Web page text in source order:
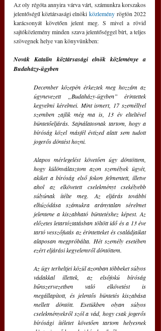
Az oly régóta annyira várva várt, számunkra korszakos
jelentőségű köztársasági elnöki közlemény rögtön 2022
karácsonyát követően jelent meg. S mivel a rövid
sajtóközlemény minden szava jelentőséggel bírt, a teljes
szövegnek helye van könyvünkben:
Novák Katalin köztársasági elnök közleménye a
Budaházy-ügyben
December közepén érkeztek meg hozzám az
úgynevezett „Budaházy-ügyben” érintettek
kegyelmi kérelmei. Mint ismert, 17 személlyel
szemben zajlik még ma is, 13 év elteltével
büntetőeljárás. Sajnálatosnak tartom, hogy a
bíróság közel másfél évtized alatt sem tudott
jogerős döntést hozni.
Alapos mérlegelést követően úgy döntöttem,
hogy különválasztom azon személyek ügyét,
akiket a bíróság első fokon felmentett, illetve
ahol az elkövetett cselekményt csekélyebb
súlyúnak ítélte meg. Az eljárás további
elhúzódása számukra aránytalan sérelmet
jelentene a kiszabható büntetéshez képest. Az
előzetes letartóztatásban töltött idő és a 13 éve
tartó vesszőfutás az érintetteket és családjaikat
alaposan megpróbálta. Hét személy esetében
ezért eljárási kegyelemről döntöttem.
Az ügy terheltjei közül azonban többeket súlyos
vádakkal illettek, az elsőfokú bíróság
bűnszervezetben való elkövetést is
megállapított, és jelentős büntetés kiszabása
mellett döntött. Esetükben olyan súlyos
cselekményekről szól a vád, hogy csak jogerős
bírósági ítéletet követően tartom helyesnek